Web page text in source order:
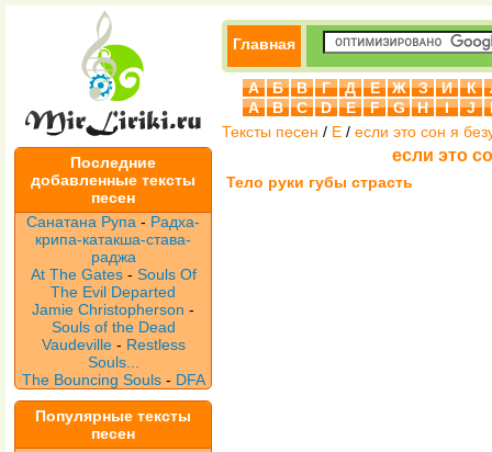
Последние
добавленные тексты
песен
Санатана Рупа - Радха-
крипа-катакша-става-
раджа
At The Gates- Souls Of
The Evil Departed
Jamie Christopherson -
Souls of the Dead
Vaudeville - Restless
Souls...
The Bouncing Souls- DFA
Популярные тексты
песен
Главная
А Б В Г Д Е Ж З И К
A
B C D E F G H I J
Тексты песен / Е / если это сон я
если это
Тело руки губы страсть